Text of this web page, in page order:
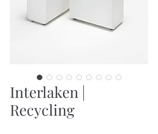
Interlaken |
Recycling